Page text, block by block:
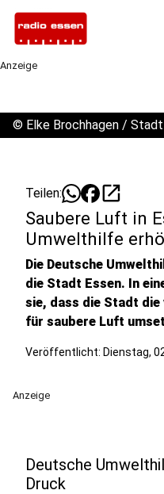
Anzeige
© Elke Brochhagen /
Teilen: open_in_new
Saubere Luft in
Umwelthilfe
Die Deutsche
die Stadt Essen. In
sie, dass die Stadt die
für saubere Luft
Veröffentlicht: Dienstag,
Anzeige
Deutsche
Druck